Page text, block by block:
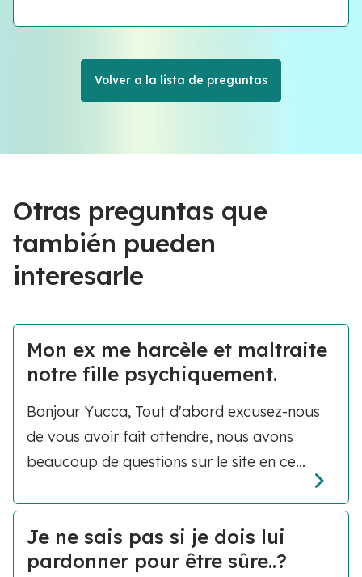
Volver a la lista de preguntas
Otras preguntas que
también pueden
interesarle
Mon ex me harcèle et maltraite
notre fille psychiquement.
Bonjour Yucca, Tout d'abord excusez-nous
de vous avoir fait attendre, nous avons
beaucoup de questions sur le site en ce...
Je ne sais pas si je dois lui
pardonner pour être sûre..?